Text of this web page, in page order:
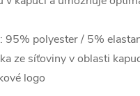
95% polyester / 5%
ze síťoviny v oblasti
logo